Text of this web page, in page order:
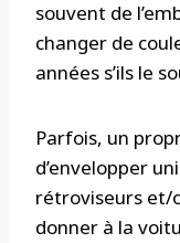
souvent de
changer de
années s’ils le
Parfois, un
d’envelopper
rétroviseurs et/
donner à la